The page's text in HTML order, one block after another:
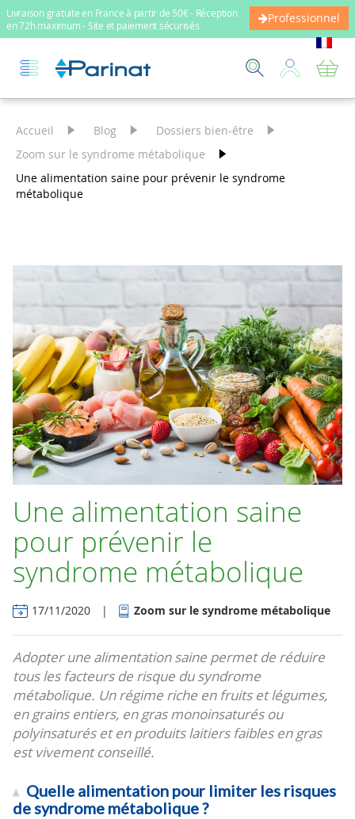
Livraison gratuite en France à partir de 50€ - Réception
en 72h maximum - Site et paiement sécurisés
Professionnel
Accueil Blog
Dossiers bien-être
Zoom sur le syndrome métabolique
Une alimentation saine pour prévenir le syndrome
métabolique
Une alimentation saine
pour prévenir le
syndrome métabolique
17/11/2020 | Zoom sur le syndrome métabolique
Adopter une alimentation saine permet de réduire
tous les facteurs de risque du syndrome
métabolique. Un régime riche en fruits et légumes,
en grains entiers, en gras monoinsaturés ou
polyinsaturés et en produits laitiers faibles en gras
est vivement conseillé.
Quelle alimentation pour limiter les risques
de syndrome métabolique ?